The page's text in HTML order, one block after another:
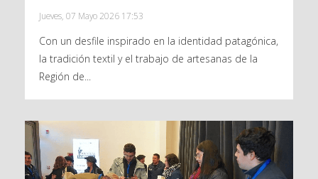
Jueves, 07 Mayo 2026 17:53
Con un desfile inspirado en la identidad patagónica,
la tradición textil y el trabajo de artesanas de la
Región de...